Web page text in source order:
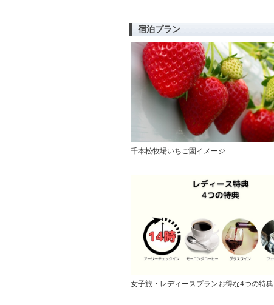
宿泊プラン
千本松牧場いちご園イメージ
女子旅・レディースプランお得な4つの特典